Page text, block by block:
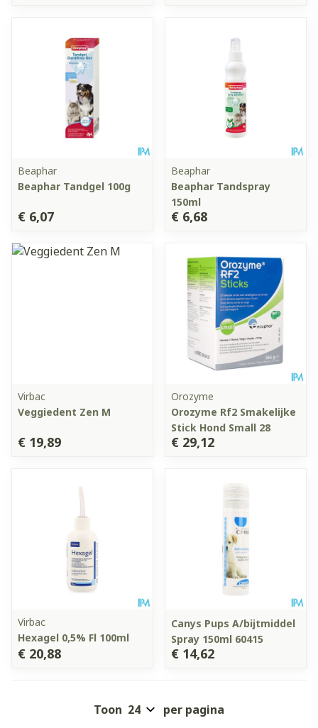
Beaphar
Beaphar Tandgel 100g
€ 6,07
Beaphar
Beaphar Tandspray
150ml
€ 6,68
Virbac
Veggiedent Zen M
€ 19,89
Orozyme
Orozyme Rf2 Smakelijke
Stick Hond Small 28
€ 29,12
Virbac
Hexagel 0,5% Fl 100ml
€ 20,88
Canys Pups A/bijtmiddel
Spray 150ml 60415
€ 14,62
Toon per pagina